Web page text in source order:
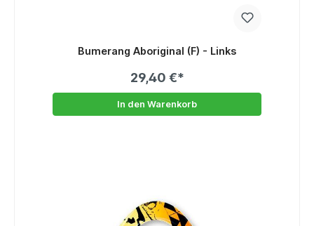
Bumerang Aboriginal (F) - Links
29,40 €*
In den Warenkorb